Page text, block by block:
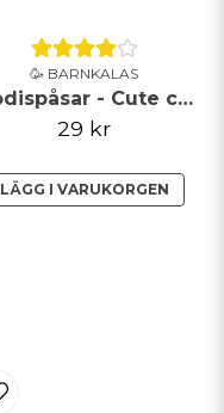
🥳 BARNKALAS
Godispåsar - Cute cat
29 kr
LÄGG I VARUKORGEN